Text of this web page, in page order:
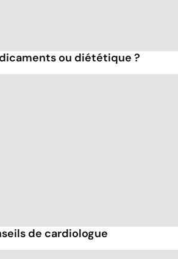
ou diététique ?
de cardiologue